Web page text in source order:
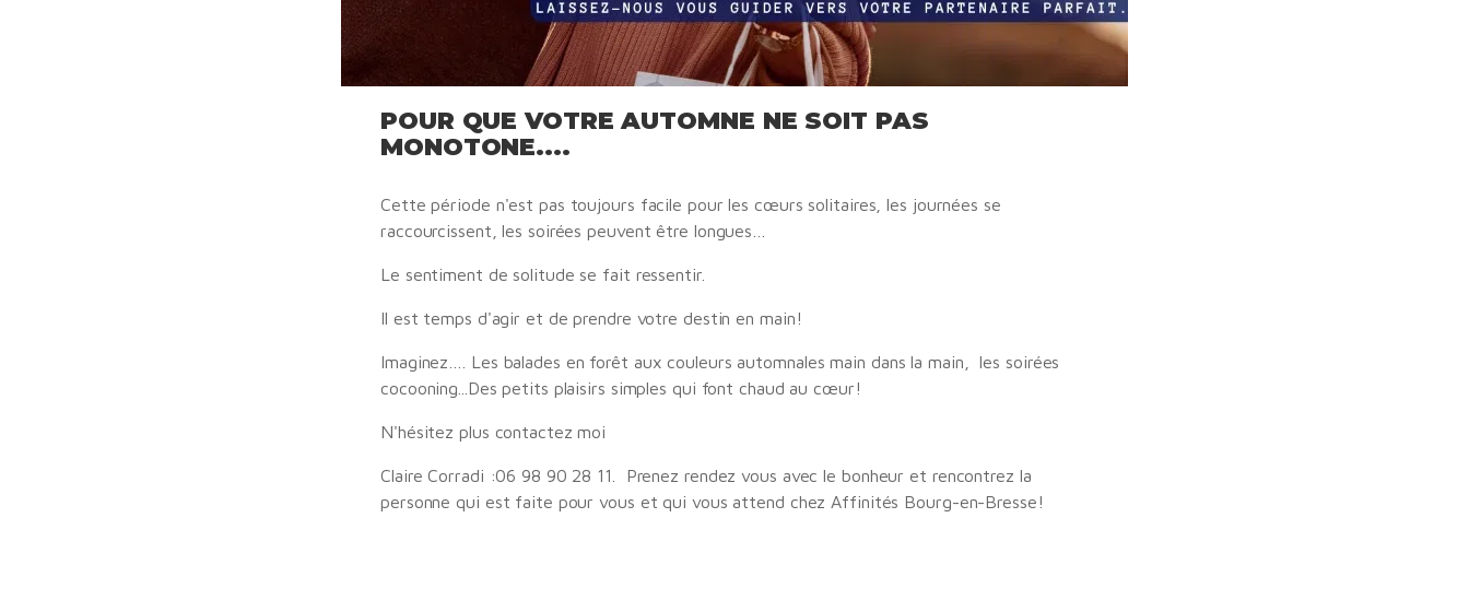
POUR QUE VOTRE AUTOMNE NE SOIT PAS
MONOTONE....
Cette période n'est pas toujours facile pour les cœurs solitaires, les journées se
raccourcissent, les soirées peuvent être longues…
Le sentiment de solitude se fait ressentir.
Il est temps d'agir et de prendre votre destin en main!
Imaginez…. Les balades en forêt aux couleurs automnales main dans la main, les soirées
cocooning...Des petits plaisirs simples qui font chaud au cœur!
N'hésitez plus contactez moi
Claire Corradi :06 98 90 28 11. Prenez rendez vous avec le bonheur et rencontrez la
personne qui est faite pour vous et qui vous attend chez Affinités Bourg-en-Bresse!